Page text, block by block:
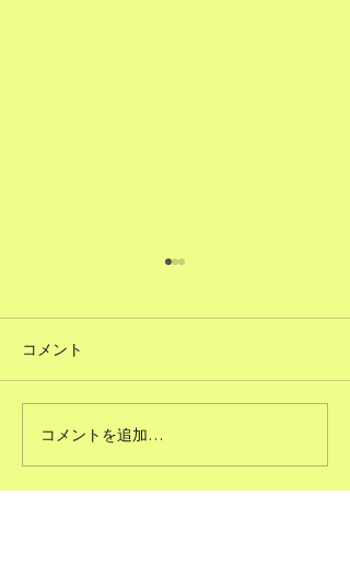
#51ただで人に頼むこと
コメント
コメントを追加…